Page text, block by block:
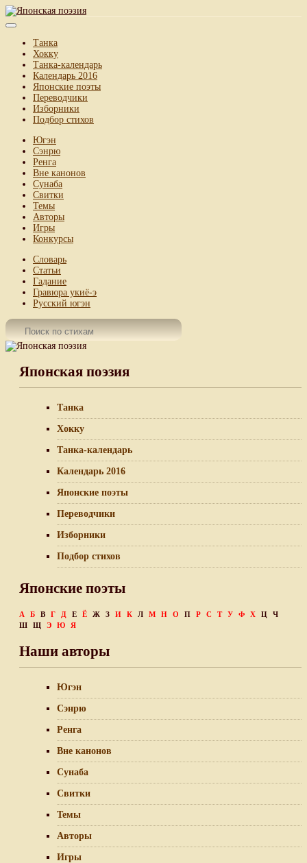
Танка
Хокку
Танка-календарь
Календарь 2016
Японские поэты
Переводчики
Изборники
Подбор стихов
Югэн
Сэнрю
Ренга
Вне канонов
Сунаба
Свитки
Темы
Авторы
Игры
Конкурсы
Словарь
Статьи
Гадание
Гравюра укиё-э
Русский югэн
Японская поэзия
Танка
Хокку
Танка-календарь
Календарь 2016
Японские поэты
Переводчики
Изборники
Подбор стихов
Японские поэты
А Б В Г Д Е Ё Ж З И К Л М Н О П Р С Т У Ф Х Ц
Ч
Ш
Щ Э Ю Я
Наши авторы
Югэн
Сэнрю
Ренга
Вне канонов
Сунаба
Свитки
Темы
Авторы
Игры